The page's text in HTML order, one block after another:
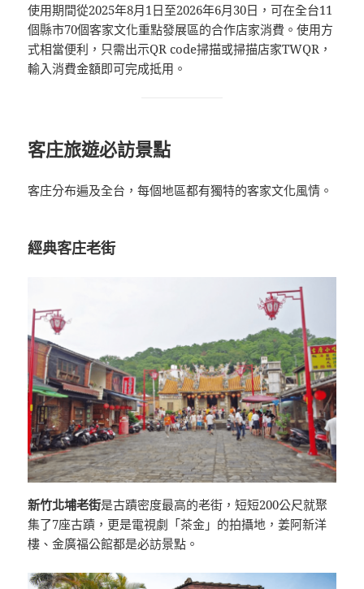
使用期間從2025年8月1日至2026年6月30日，可在全台11
個縣市70個客家文化重點發展區的合作店家消費。使用方
式相當便利，只需出示QR code掃描或掃描店家TWQR，
輸入消費金額即可完成抵用。
客庄旅遊必訪景點
客庄分布遍及全台，每個地區都有獨特的客家文化風情。
經典客庄老街
新竹北埔老街是古蹟密度最高的老街，短短200公尺就聚
集了7座古蹟，更是電視劇「茶金」的拍攝地，姜阿新洋
樓、金廣福公館都是必訪景點。